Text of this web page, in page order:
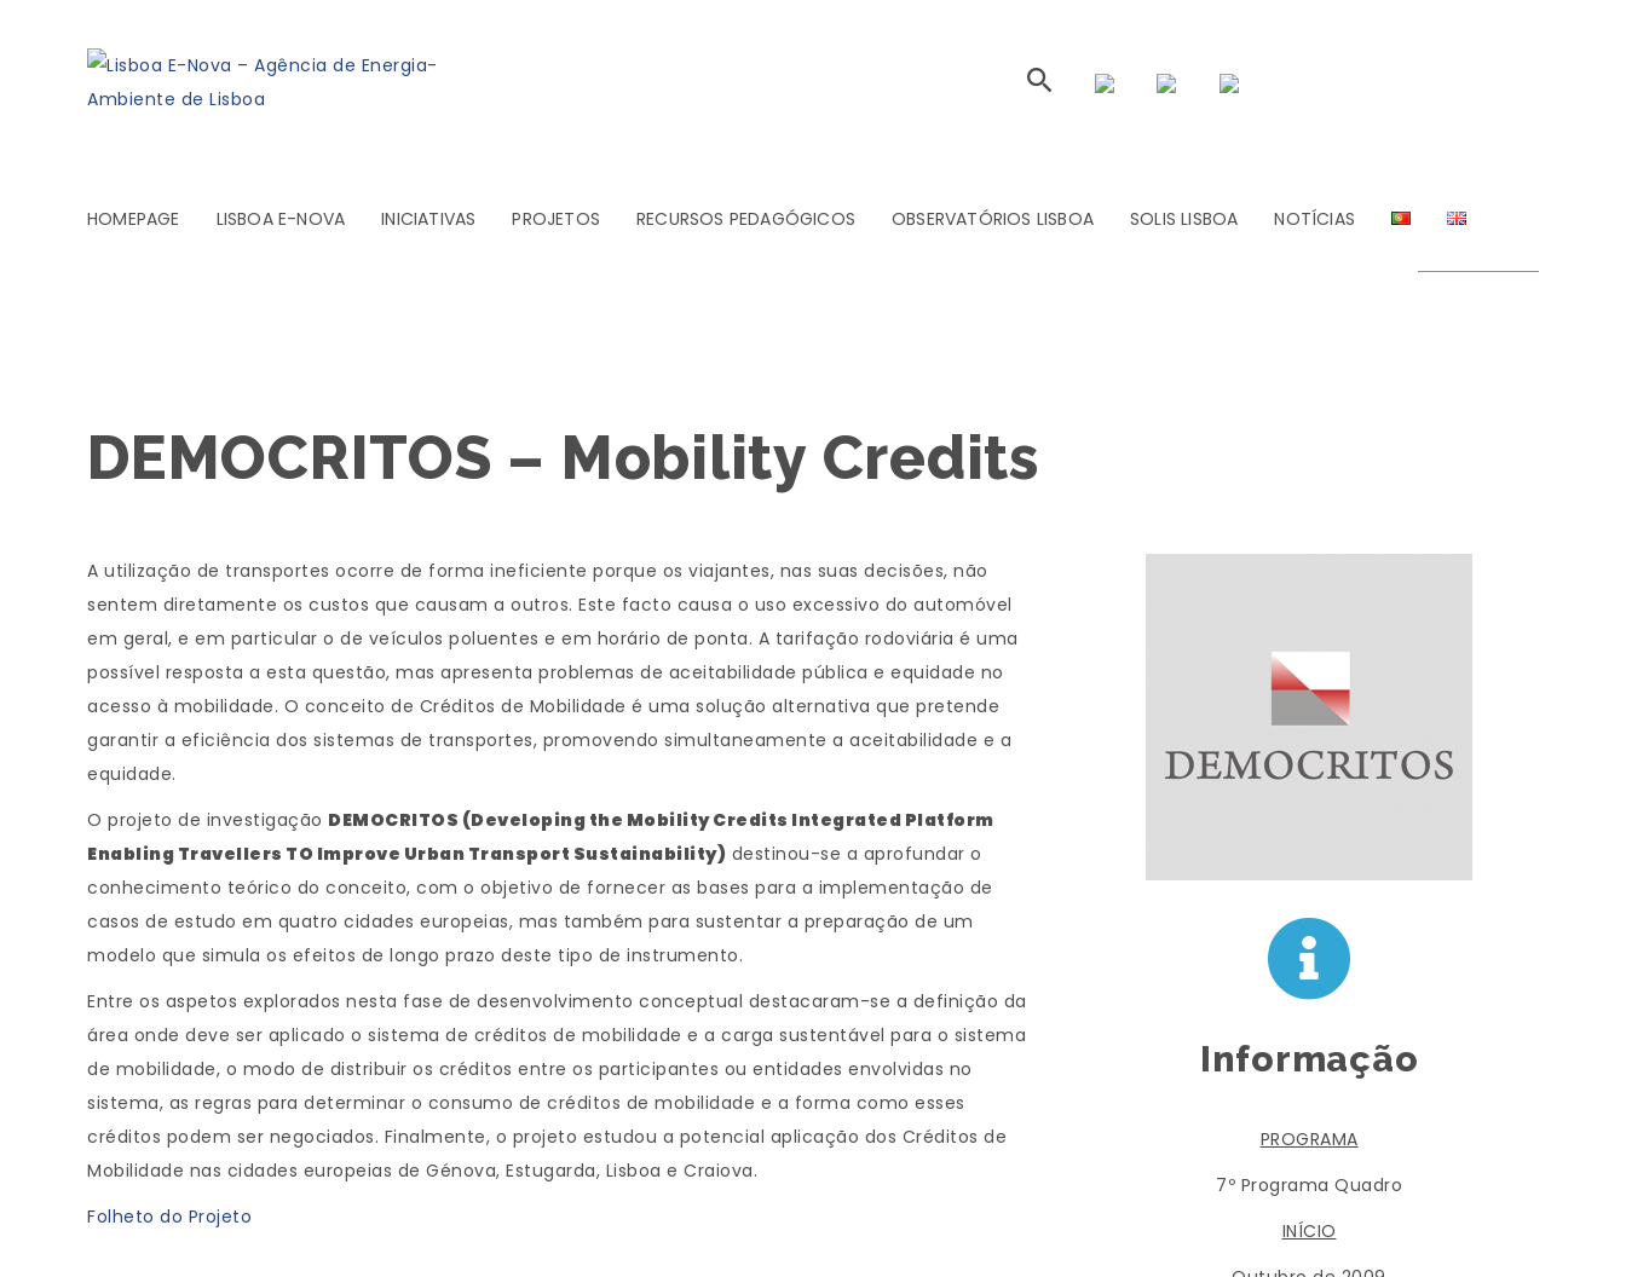
HOMEPAGE LISBOA E-NOVA INICIATIVAS PROJETOS RECURSOS PEDAGÓGICOS OBSERVATÓRIOS LISBOA SOLIS LISBOA NOTÍCIAS
DEMOCRITOS – Mobility Credits
A utilização de transportes ocorre de forma ineficiente porque os viajantes, nas suas decisões, não
sentem diretamente os custos que causam a outros. Este facto causa o uso excessivo do automóvel
em geral, e em particular o de veículos poluentes e em horário de ponta. A tarifação rodoviária é uma
possível resposta a esta questão, mas apresenta problemas de aceitabilidade pública e equidade no
acesso à mobilidade. O conceito de Créditos de Mobilidade é uma solução alternativa que pretende
garantir a eficiência dos sistemas de transportes, promovendo simultaneamente a aceitabilidade e a
equidade.
O projeto de investigação DEMOCRITOS (Developing the Mobility Credits Integrated Platform
Enabling Travellers TO Improve Urban Transport Sustainability) destinou-se a aprofundar o
conhecimento teórico do conceito, com o objetivo de fornecer as bases para a implementação de
casos de estudo em quatro cidades europeias, mas também para sustentar a preparação de um
modelo que simula os efeitos de longo prazo deste tipo de instrumento.
Entre os aspetos explorados nesta fase de desenvolvimento conceptual destacaram-se a definição da
área onde deve ser aplicado o sistema de créditos de mobilidade e a carga sustentável para o sistema
de mobilidade, o modo de distribuir os créditos entre os participantes ou entidades envolvidas no
sistema, as regras para determinar o consumo de créditos de mobilidade e a forma como esses
créditos podem ser negociados. Finalmente, o projeto estudou a potencial aplicação dos Créditos de
Mobilidade nas cidades europeias de Génova, Estugarda, Lisboa e Craiova.
Folheto do Projeto
Informação
PROGRAMA
7º Programa Quadro
INÍCIO